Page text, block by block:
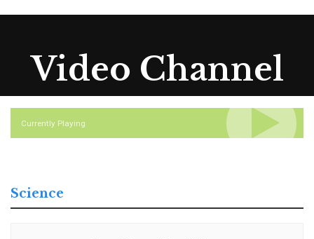
Video Channel
Currently Playing
Science